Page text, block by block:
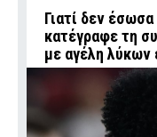
Γιατί δεν
κατέγραφε τη
με αγέλη λύκων